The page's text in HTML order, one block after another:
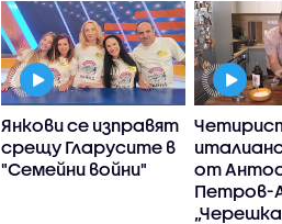
Янкови се изправят
срещу Гларусите в
"Семейни войни"
от
Петров-